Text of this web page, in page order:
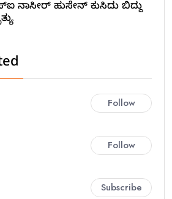
ನಾಸೀರ್ ಹುಸೇನ್ ಕುಸಿದು ಬಿದ್ದು
Follow
Follow
Subscribe